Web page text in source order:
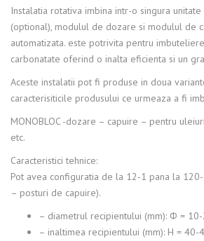
Instalatia rotativa imbina intr-o singura
(optional), modulul de dozare si modulul de
automatizata. este potrivita pentru
carbonatate oferind o inalta eficienta si un
Aceste instalatii pot fi produse in doua
caracterisiticile produsului ce urmeaza a fi
MONOBLOC -dozare – capuire – pentru
etc.
Caracteristici tehnice:
Pot avea configuratia de la 12-1 pana la
– posturi de capuire).
– diametrul recipientului (mm): Ф =
– inaltimea recipientului (mm): H = 40-